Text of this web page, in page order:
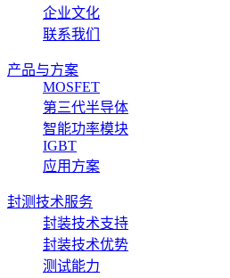
企业文化
联系我们
产品与方案
MOSFET
第三代半导体
智能功率模块
IGBT
应用方案
封测技术服务
封装技术支持
封装技术优势
测试能力